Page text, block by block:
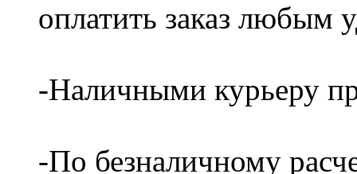
оплатить заказ любым
-Наличными курьеру
-По безналичному